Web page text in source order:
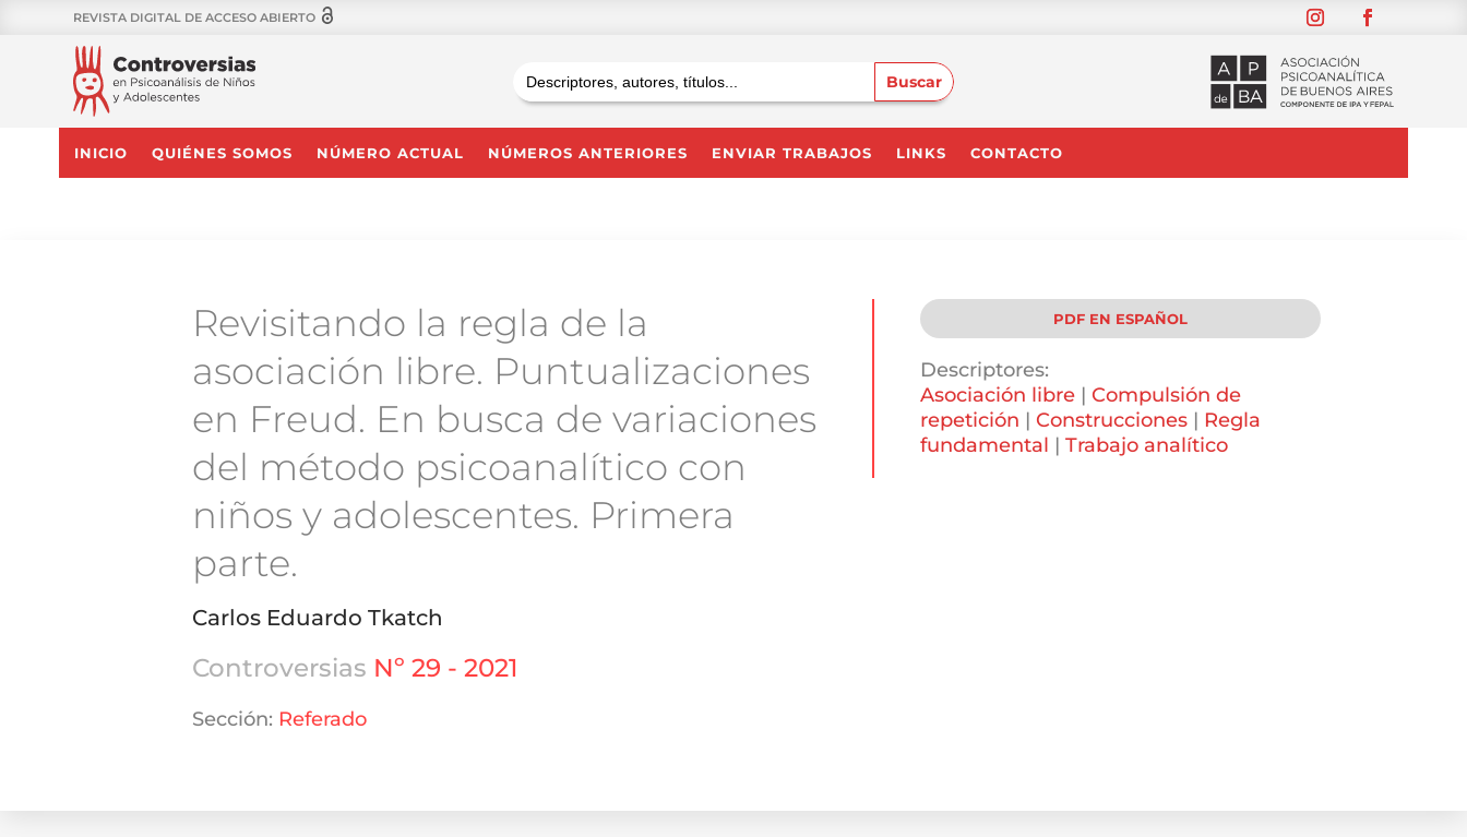
REVISTA DIGITAL DE ACCESO ABIERTO
INICIO QUIÉNES SOMOS NÚMERO ACTUAL NÚMEROS ANTERIORES ENVIAR TRABAJOS LINKS CONTACTO
Revisitando la regla de la
asociación libre. Puntualizaciones
en Freud. En busca de variaciones
del método psicoanalítico con
niños y adolescentes. Primera
parte.
Carlos Eduardo Tkatch
Controversias Nº 29 - 2021
Sección: Referado
PDF EN ESPAÑOL
Descriptores:
Asociación libre| Compulsión de
repetición | Construcciones| Regla
fundamental | Trabajo analítico